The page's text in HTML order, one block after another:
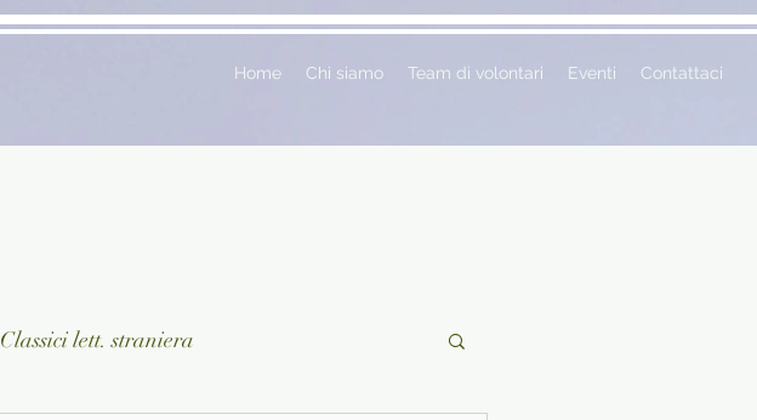
Home Chi siamo Team di volontari Eventi Contattaci
Classici lett. straniera